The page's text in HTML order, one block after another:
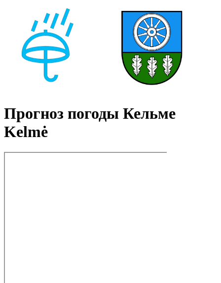
Прогноз погоды Кельме
Kelmė